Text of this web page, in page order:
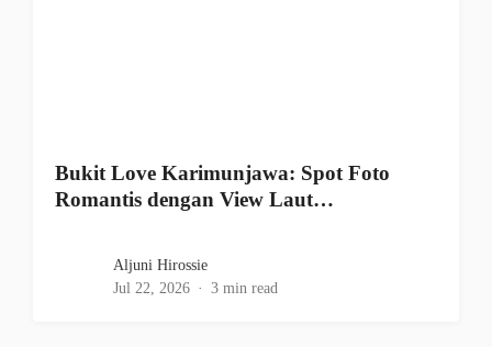
Bukit Love Karimunjawa: Spot Foto
Romantis dengan View Laut…
Aljuni Hirossie
Jul 22, 2026
3 min read